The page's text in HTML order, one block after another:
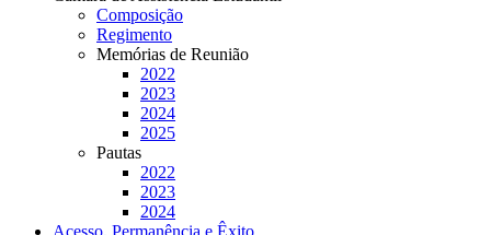
Composição
Regimento
Memórias de Reunião
2022
2023
2024
2025
Pautas
2022
2023
2024